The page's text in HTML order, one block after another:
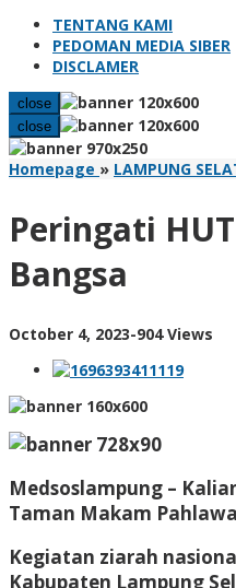
TENTANG KAMI
PEDOMAN MEDIA SIBER
DISCLAMER
close
close
Homepage » LAMPUNG
Peringati
Bangsa
October 4, 2023by
-904 Views
Medsoslampung –
Taman Makam
Kegiatan ziarah
Kabupaten Lampung